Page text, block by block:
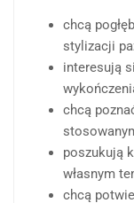
chcą
stylizacji
interesują
chcą
poszukują
własnym
chcą